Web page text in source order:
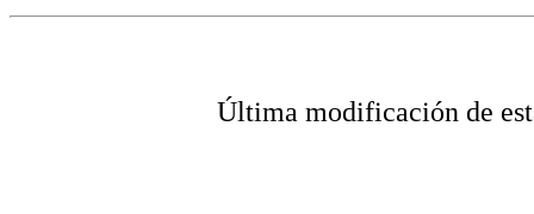
Última modificación de